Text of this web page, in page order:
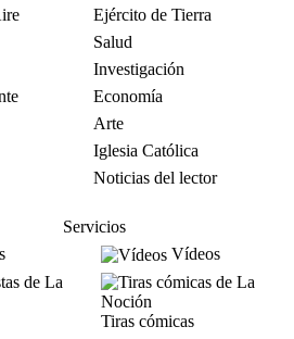
Ejército de Tierra
Salud
Investigación
Economía
Arte
Iglesia Católica
Noticias del lector
Servicios
Vídeos
Tiras cómicas